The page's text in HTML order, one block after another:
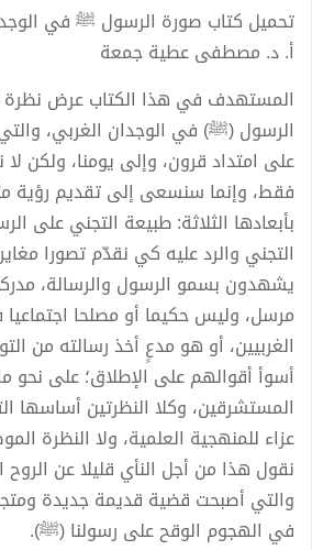
أ. د. مصطفى عطية جمعة
المستهدف في هذا الكتاب عرض نظرة
الرسول (ﷺ) في الوجدان الغربي،
على امتداد قرون، وإلى يومنا، ولكن
فقط، وإنما سنسعى إلى تقديم رؤية
بأبعادها الثلاثة: طبيعة التجني على
التجني والرد عليه كي نقدّم تصورا
يشهدون بسمو الرسول والرسالة،
مرسل، وليس حكيما أو مصلحا
الغربيين، أو هو مدعٍ أخذ رسالته من
أسوأ أقوالهم على الإطلاق؛ على نحو
المستشرقين، وكلا النظرتين أساسها
عزاء للمنهجية العلمية، ولا النظرة
نقول هذا من أجل النأي قليلا عن الروح
والتي أصبحت قضية قديمة جديدة
في الهجوم الوقح على رسولنا (ﷺ).